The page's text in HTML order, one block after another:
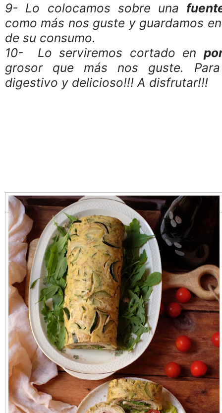
9- Lo colocamos sobre una
como más nos guste y guardamos en
de su consumo.
10- Lo serviremos cortado en
grosor que más nos guste.
digestivo y delicioso!!! A disfrutar!!!